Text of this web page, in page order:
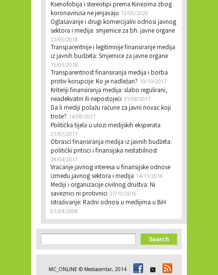
Ksenofobija i stereotipi prema Kinezima zbog
koronavirusa ne jenjavaju 12/05/2020
Oglašavanje i drugi komercijalni odnosi javnog
sektora i medija: smjernice za bh. javne organe
22/05/2018
Transparentnije i legitimnije finansiranje medija
iz javnih budžeta: Smjernice za javne organe
15/03/2018
Transparentnost finansiranja medija i borba
protiv korupcije: Ko je nadležan? 19/10/2017
Kriteriji finansiranja medija: slabo regulirani,
neadekvatni ili nepostojeći 31/08/2017
Da li mediji polažu račune za javni novac koji
troše? 14/08/2017
Politička tijela u ulozi medijskih eksperata
21/07/2017
Obrasci finansiranja medija iz javnih budžeta:
politički pritisci i finansijska nestabilnost
28/04/2017
Vraćanje javnog interesa u finansijske odnose
između javnog sektora i medija 14/11/2016
Mediji i organizacije civilnog društva: Ni
saveznici ni protivnici 27/10/2016
Istraživanje: Radni odnosi u medijima u BiH
01/04/2008
Search form
Search
MC_ONLINE © Mediacentar, 2014